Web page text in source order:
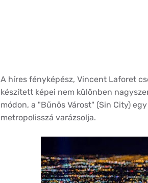
A híres fényképész, Vincent Laforet
készített képei nem különben
módon, a "Bűnös Várost" (Sin City)
metropolisszá varázsolja.